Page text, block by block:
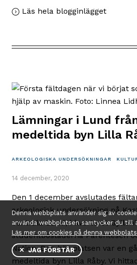
Denna webbplats använder sig av
använda webbplatsen samtycker du till
Läs mer om cookies på denna webbplats
✕ JAG FÖRSTÅR
Läs hela blogginlägget,
(med
3D-
modell)
Lämningar i Lund
medeltida byn Lilla
ARKEOLOGISKA UNDERSÖKNINGAR
14 december, 2020
Den 1 december avslutades
arkeologisk undersökning på
centrala Lund, i kvarteret
studentbostäderna Parentesen
Nation. Den här platsen var en
medeltida byn Lilla Råby. Vi